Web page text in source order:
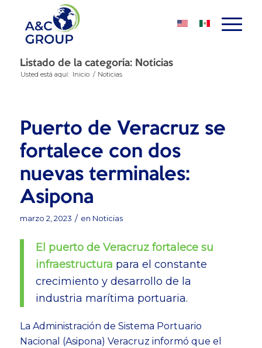
Listado de la categoría: Noticias
Usted está aquí: Inicio / Noticias
Puerto de Veracruz se
fortalece con dos
nuevas terminales:
Asipona
marzo 2, 2023 / en Noticias
El puerto de Veracruz fortalece su
infraestructura para el constante
crecimiento y desarrollo de la
industria marítima portuaria.
La Administración de Sistema Portuario
Nacional (Asipona) Veracruz informó que el